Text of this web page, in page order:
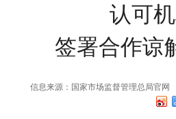
认可
签署合作谅
信息来源：国家市场监督管理总局官网